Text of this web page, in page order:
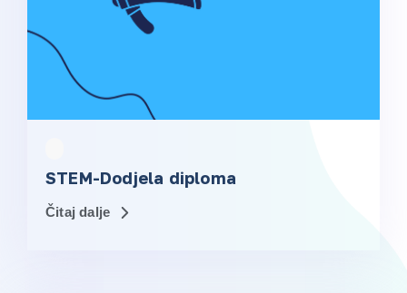
STEM-Dodjela diploma
Čitaj dalje